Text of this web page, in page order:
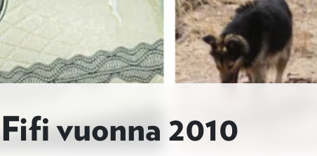
Fifi vuonna 2010